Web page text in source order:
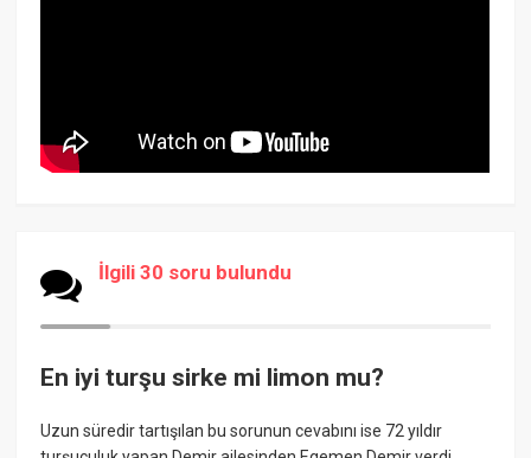
İlgili 30 soru bulundu
En iyi turşu sirke mi limon mu?
Uzun süredir tartışılan bu sorunun cevabını ise 72 yıldır